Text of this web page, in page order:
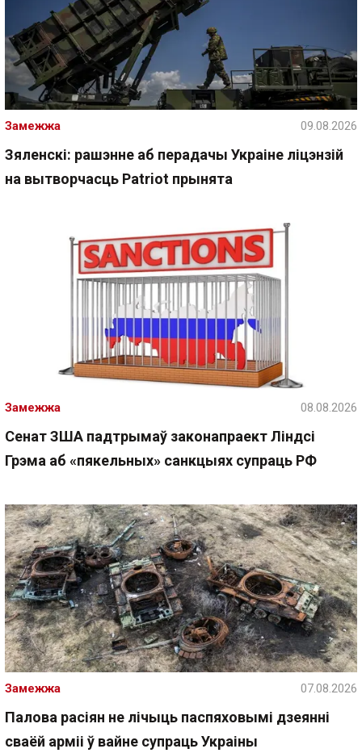
Зяленскі: рашэнне аб перадачы Украіне ліцэнзій
на вытворчасць Patriot прынята
Замежжа 09.08.2026
Сенат ЗША падтрымаў законапраект Ліндсі
Грэма аб «пякельных» санкцыях супраць РФ
Замежжа 08.08.2026
Палова расіян не лічыць паспяховымі дзеянні
сваёй арміі ў вайне супраць Украіны
Замежжа 07.08.2026